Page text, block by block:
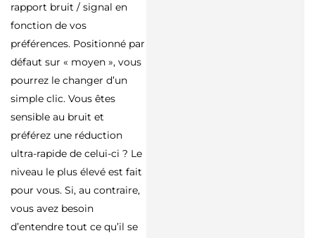
rapport bruit / signal en
fonction de vos
préférences. Positionné par
défaut sur « moyen », vous
pourrez le changer d’un
simple clic. Vous êtes
sensible au bruit et
préférez une réduction
ultra-rapide de celui-ci ? Le
niveau le plus élevé est fait
pour vous. Si, au contraire,
vous avez besoin
d’entendre tout ce qu’il se